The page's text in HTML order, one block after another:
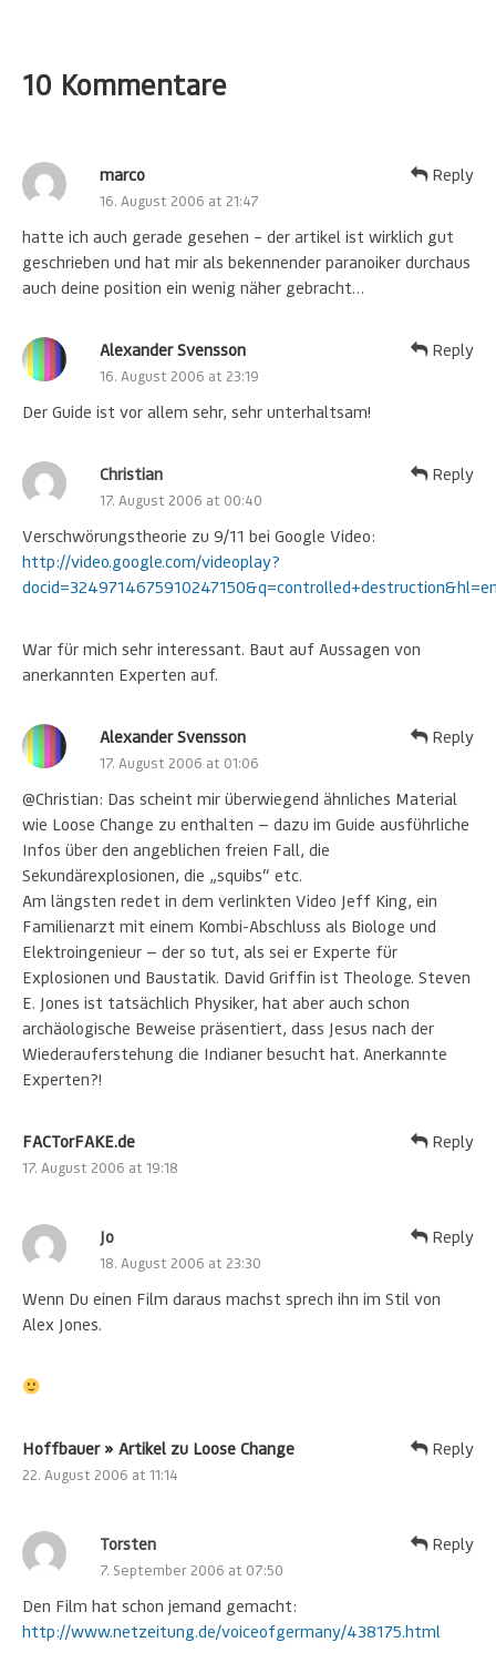
10 Kommentare
marco
16. August 2006 at 21:47
hatte ich auch gerade gesehen – der artikel ist wirklich gut
geschrieben und hat mir als bekennender paranoiker durchaus
auch deine position ein wenig näher gebracht…
Reply
Alexander Svensson
16. August 2006 at 23:19
Der Guide ist vor allem sehr, sehr unterhaltsam!
Reply
Christian
17. August 2006 at 00:40
Verschwörungstheorie zu 9/11 bei Google Video:
http://video.google.com/videoplay?
War für mich sehr interessant. Baut auf Aussagen von
anerkannten Experten auf.
Reply
Alexander Svensson
17. August 2006 at 01:06
@Christian: Das scheint mir überwiegend ähnliches Material
wie Loose Change zu enthalten — dazu im Guide ausführliche
Infos über den angeblichen freien Fall, die
Sekundärexplosionen, die „squibs“ etc.
Am längsten redet in dem verlinkten Video Jeff King, ein
Familienarzt mit einem Kombi-Abschluss als Biologe und
Elektroingenieur — der so tut, als sei er Experte für
Explosionen und Baustatik. David Griffin ist Theologe. Steven
E. Jones ist tatsächlich Physiker, hat aber auch schon
archäologische Beweise präsentiert, dass Jesus nach der
Wiederauferstehung die Indianer besucht hat. Anerkannte
Experten?!
Reply
FACTorFAKE.de
17. August 2006 at 19:18
Reply
Jo
18. August 2006 at 23:30
Wenn Du einen Film daraus machst sprech ihn im Stil von
Alex Jones.
Reply
Hoffbauer » Artikel zu Loose Change
22. August 2006 at 11:14
Reply
Torsten
7. September 2006 at 07:50
Den Film hat schon jemand gemacht:
http://www.netzeitung.de/voiceofgermany/438175.html
Reply